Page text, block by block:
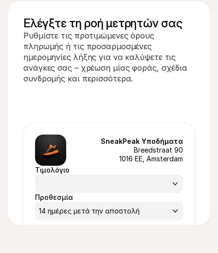
Ελέγξτε τη ροή μετρητών σας
Ρυθμίστε τις προτιμώμενες όρους
πληρωμής ή τις προσαρμοσμένες
ημερομηνίες λήξης για να καλύψετε τις
ανάγκες σας – χρέωση μίας φοράς, σχέδια
συνδρομής και περισσότερα.
SneakPeak Υποδήματα
Breedstraat 90
1016 EE, Amsterdam
Τιμολόγιο
Προθεσμία
14 ημέρες μετά την αποστολή